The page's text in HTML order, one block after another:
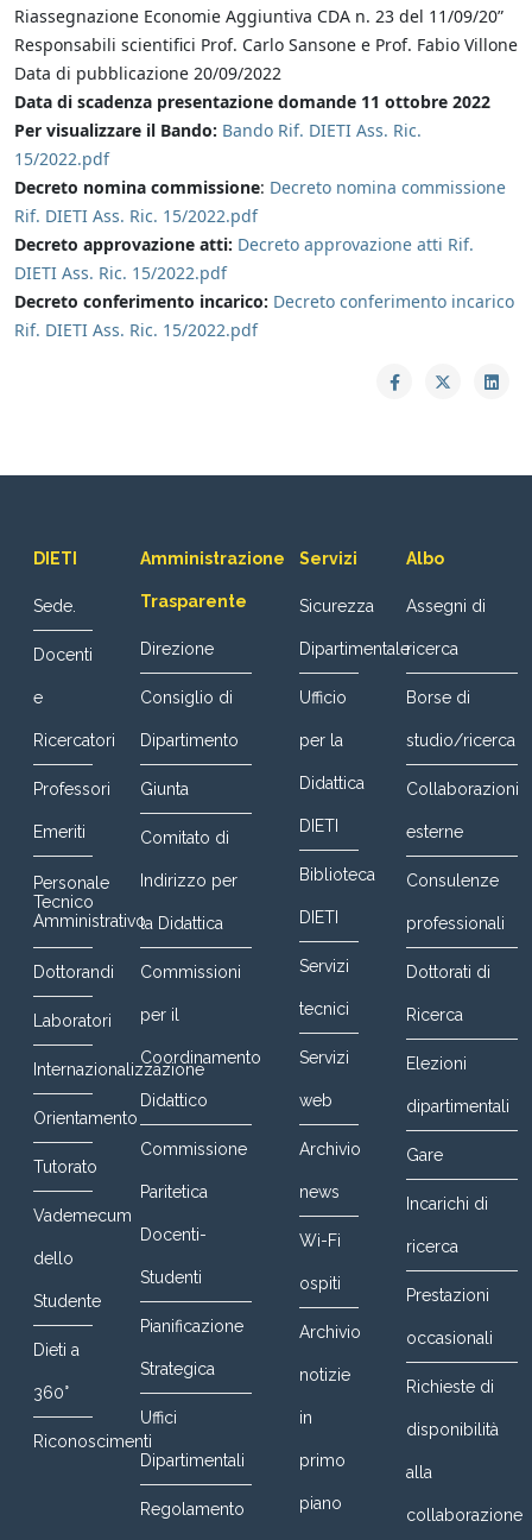
Riassegnazione Economie Aggiuntiva CDA n. 23 del 11/09/20”
Responsabili scientifici Prof. Carlo Sansone e Prof. Fabio Villone
Data di pubblicazione 20/09/2022
Data di scadenza presentazione domande 11 ottobre 2022
Per visualizzare il Bando: Bando Rif. DIETI Ass. Ric.
15/2022.pdf
Decreto nomina commissione: Decreto nomina commissione
Rif. DIETI Ass. Ric. 15/2022.pdf
Decreto approvazione atti: Decreto approvazione atti Rif.
DIETI Ass. Ric. 15/2022.pdf
Decreto conferimento incarico: Decreto conferimento incarico
Rif. DIETI Ass. Ric. 15/2022.pdf
DIETI
Sede.
Docenti
e
Ricercatori
Professori
Emeriti
Personale
Tecnico
Amministrativo
Dottorandi
Laboratori
Internazionalizzazione
Orientamento
Tutorato
Vademecum
dello
Studente
Dieti a
360°
Riconoscimenti
Amministrazione
Trasparente
Direzione
Consiglio di
Dipartimento
Giunta
Comitato di
Indirizzo per
la Didattica
Commissioni
per il
Coordinamento
Didattico
Commissione
Paritetica
Docenti-
Studenti
Pianificazione
Strategica
Uffici
Dipartimentali
Regolamento
Servizi
Sicurezza
Dipartimentale
Ufficio
per la
Didattica
DIETI
Biblioteca
DIETI
Servizi
tecnici
Servizi
web
Archivio
news
Wi-Fi
ospiti
Archivio
notizie
in
primo
piano
Albo
Assegni di
ricerca
Borse di
studio/ricerca
Collaborazioni
esterne
Consulenze
professionali
Dottorati di
Ricerca
Elezioni
dipartimentali
Gare
Incarichi di
ricerca
Prestazioni
occasionali
Richieste di
disponibilità
alla
collaborazione